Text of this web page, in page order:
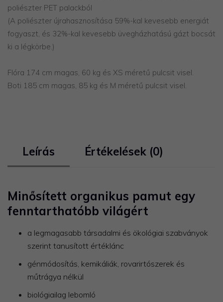
poliészter PET palackból
(A poliészter újrahasznosítása 59%-kal kevesebb energiát
fogyaszt, és 32%-kal kevesebb üvegházhatású gázt bocsát
ki a légkörbe.)
​Flóra 174 cm magas, 60 kg és XS méretű pulcsit visel.
Boti 185 cm magas, 85 kg és M méretű pulcsit visel.
Leírás Értékelések (0)
Minősített organikus pamut egy
fenntarthatóbb világért
a legmagasabb társadalmi és ökológiai szabványok
szerint tanusított értéklánc
génmódosítás, kemikáliák, rovarirtószerek és
műtrágya nélkül
biológiailag lebomló